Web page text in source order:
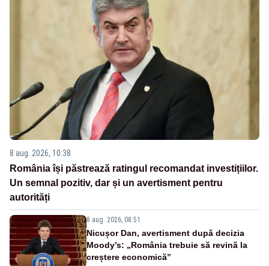
8 aug. 2026, 10:38
România își păstrează ratingul recomandat investițiilor.
Un semnal pozitiv, dar și un avertisment pentru
autorități
8 aug. 2026, 08:51
Nicușor Dan, avertisment după decizia
Moody’s: „România trebuie să revină la
creștere economică”